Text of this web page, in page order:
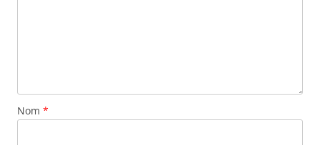
Nom *